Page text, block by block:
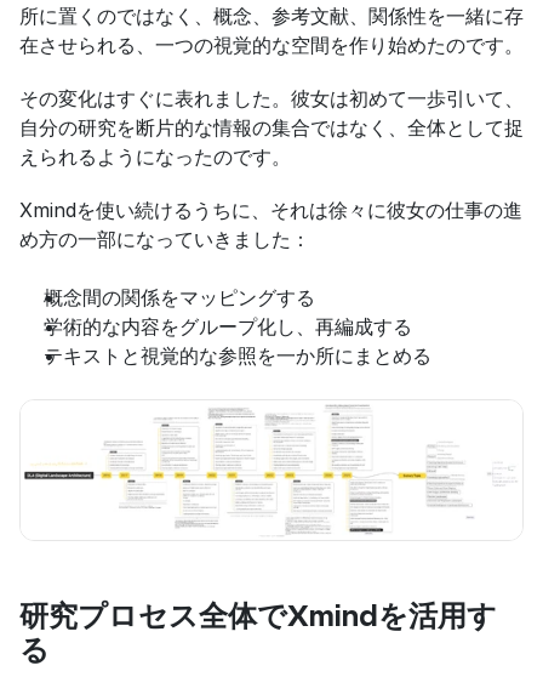
所に置くのではなく、概念、参考文献、関係性を一緒に存
在させられる、一つの視覚的な空間を作り始めたのです。
その変化はすぐに表れました。彼女は初めて一歩引いて、
自分の研究を断片的な情報の集合ではなく、全体として捉
えられるようになったのです。
Xmindを使い続けるうちに、それは徐々に彼女の仕事の進
め方の一部になっていきました：
概念間の関係をマッピングする
学術的な内容をグループ化し、再編成する
テキストと視覚的な参照を一か所にまとめる
研究プロセス全体でXmindを活用す
る